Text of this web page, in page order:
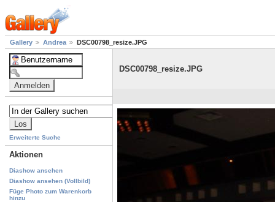
Gallery Andrea DSC00798_resize.JPG
Erweiterte Suche
Aktionen
Diashow ansehen
Diashow ansehen (Vollbild)
Füge Photo zum Warenkorb
hinzu
DSC00798_resize.JPG